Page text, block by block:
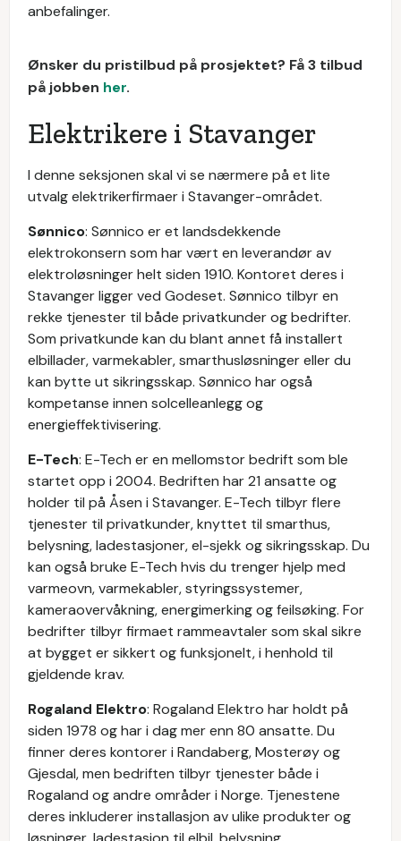
anbefalinger.
Ønsker du pristilbud på prosjektet? Få 3 tilbud
på jobben her.
Elektrikere i Stavanger
I denne seksjonen skal vi se nærmere på et lite
utvalg elektrikerfirmaer i Stavanger-området.
Sønnico: Sønnico er et landsdekkende
elektrokonsern som har vært en leverandør av
elektroløsninger helt siden 1910. Kontoret deres i
Stavanger ligger ved Godeset. Sønnico tilbyr en
rekke tjenester til både privatkunder og bedrifter.
Som privatkunde kan du blant annet få installert
elbillader, varmekabler, smarthusløsninger eller du
kan bytte ut sikringsskap. Sønnico har også
kompetanse innen solcelleanlegg og
energieffektivisering.
E-Tech: E-Tech er en mellomstor bedrift som ble
startet opp i 2004. Bedriften har 21 ansatte og
holder til på Åsen i Stavanger. E-Tech tilbyr flere
tjenester til privatkunder, knyttet til smarthus,
belysning, ladestasjoner, el-sjekk og sikringsskap. Du
kan også bruke E-Tech hvis du trenger hjelp med
varmeovn, varmekabler, styringssystemer,
kameraovervåkning, energimerking og feilsøking. For
bedrifter tilbyr firmaet rammeavtaler som skal sikre
at bygget er sikkert og funksjonelt, i henhold til
gjeldende krav.
Rogaland Elektro: Rogaland Elektro har holdt på
siden 1978 og har i dag mer enn 80 ansatte. Du
finner deres kontorer i Randaberg, Mosterøy og
Gjesdal, men bedriften tilbyr tjenester både i
Rogaland og andre områder i Norge. Tjenestene
deres inkluderer installasjon av ulike produkter og